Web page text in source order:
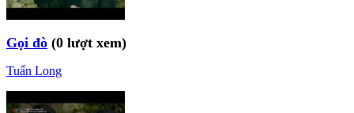
Gọi đò (0 lượt xem)
Tuấn Long